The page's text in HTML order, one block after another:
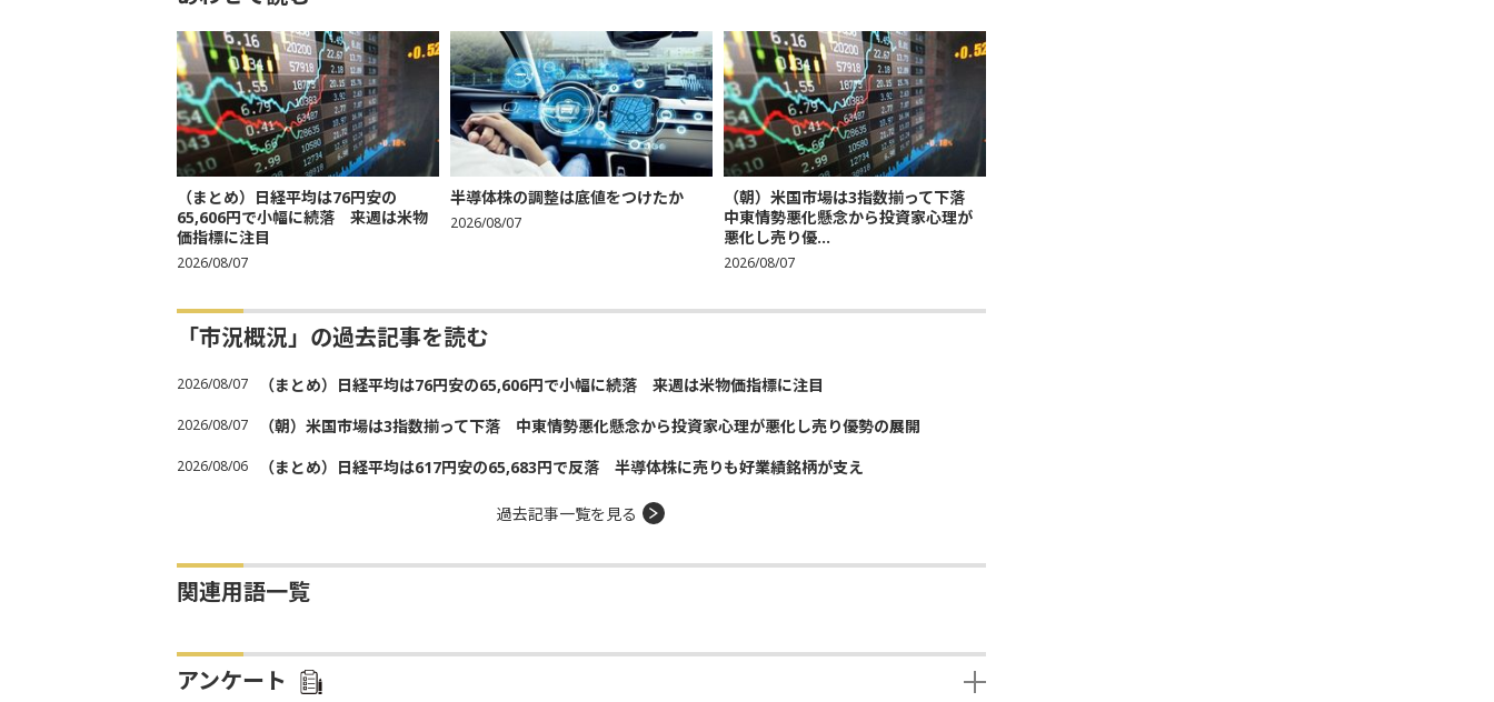
（まとめ）日経平均は76円安の
65,606円で小幅に続落 来週は米物
価指標に注目
2026/08/07
半導体株の調整は底値をつけたか
2026/08/07
（朝）米国市場は3指数揃って下落
中東情勢悪化懸念から投資家心理が
悪化し売り優...
2026/08/07
「市況概況」の過去記事を読む
2026/08/07 （まとめ）日経平均は76円安の65,606円で小幅に続落 来週は米物価指標に注目
2026/08/07 （朝）米国市場は3指数揃って下落 中東情勢悪化懸念から投資家心理が悪化し売り優勢の展開
2026/08/06 （まとめ）日経平均は617円安の65,683円で反落 半導体株に売りも好業績銘柄が支え
過去記事一覧を見る
関連用語一覧
アンケート